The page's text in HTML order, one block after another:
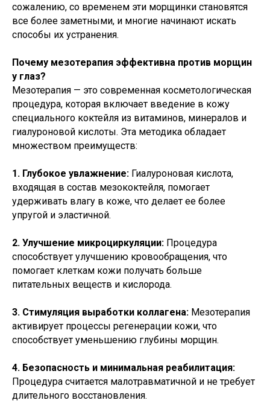
сожалению, со временем эти морщинки становятся
все более заметными, и многие начинают искать
способы их устранения.
Почему мезотерапия эффективна против морщин
у глаз?
Мезотерапия — это современная косметологическая
процедура, которая включает введение в кожу
специального коктейля из витаминов, минералов и
гиалуроновой кислоты. Эта методика обладает
множеством преимуществ:
1. Глубокое увлажнение: Гиалуроновая кислота,
входящая в состав мезококтейля, помогает
удерживать влагу в коже, что делает ее более
упругой и эластичной.
2. Улучшение микроциркуляции: Процедура
способствует улучшению кровообращения, что
помогает клеткам кожи получать больше
питательных веществ и кислорода.
3. Стимуляция выработки коллагена: Мезотерапия
активирует процессы регенерации кожи, что
способствует уменьшению глубины морщин.
4. Безопасность и минимальная реабилитация:
Процедура считается малотравматичной и не требует
длительного восстановления.